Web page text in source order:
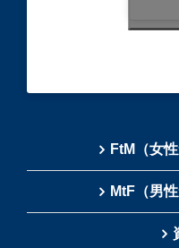
FtM（女
MtF（男